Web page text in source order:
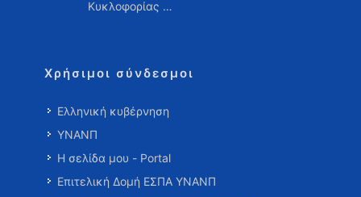
Κυκλοφορίας …
Χρήσιμοι σύνδεσμοι
Ελληνική κυβέρνηση
ΥΝΑΝΠ
Η σελίδα μου - Portal
Επιτελική Δομή ΕΣΠΑ ΥΝΑΝΠ